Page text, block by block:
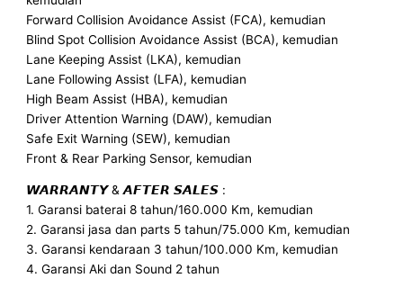
Forward Collision Avoidance Assist (FCA), kemudian
Blind Spot Collision Avoidance Assist (BCA), kemudian
Lane Keeping Assist (LKA), kemudian
Lane Following Assist (LFA), kemudian
High Beam Assist (HBA), kemudian
Driver Attention Warning (DAW), kemudian
Safe Exit Warning (SEW), kemudian
Front & Rear Parking Sensor, kemudian
𝙒𝘼𝙍𝙍𝘼𝙉𝙏𝙔 & 𝘼𝙁𝙏𝙀𝙍 𝙎𝘼𝙇𝙀𝙎 :
1. Garansi baterai 8 tahun/160.000 Km, kemudian
2. Garansi jasa dan parts 5 tahun/75.000 Km, kemudian
3. Garansi kendaraan 3 tahun/100.000 Km, kemudian
4. Garansi Aki dan Sound 2 tahun